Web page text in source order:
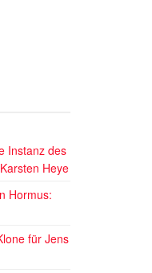
Instanz des
Heye
Hormus:
für Jens